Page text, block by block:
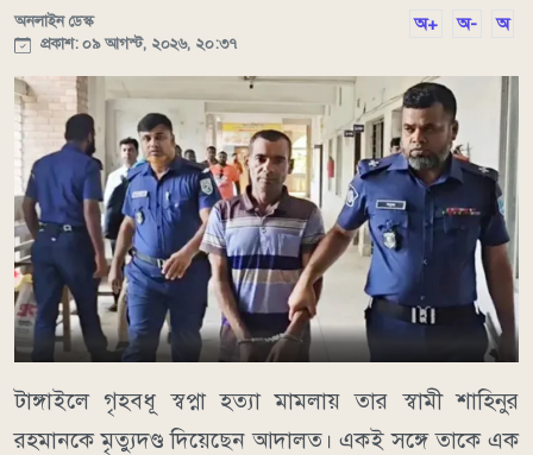
অনলাইন ডেস্ক
প্রকাশ: ০৯ আগস্ট, ২০২৬, ২০:৩৭
অ+ অ- অ
টাঙ্গাইলে গৃহবধূ স্বপ্না হত্যা মামলায় তার স্বামী শাহিনুর
রহমানকে মৃত্যুদণ্ড দিয়েছেন আদালত। একই সঙ্গে তাকে এক